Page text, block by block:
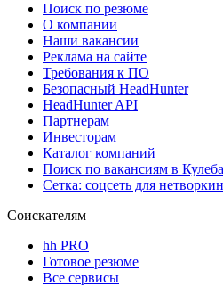
Поиск по резюме
О компании
Наши вакансии
Реклама на сайте
Требования к ПО
Безопасный HeadHunter
HeadHunter API
Партнерам
Инвесторам
Каталог компаний
Поиск по вакансиям в
Сетка: соцсеть для
Соискателям
hh PRO
Готовое резюме
Все сервисы